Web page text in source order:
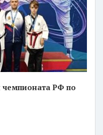
чемпионата РФ по